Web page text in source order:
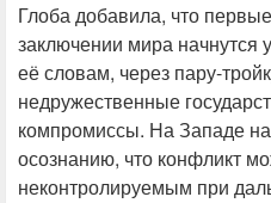
Глоба добавила, что
заключении мира
её словам, через пару-
недружественные
компромиссы. На Западе
осознанию, что конфликт
неконтролируемым при